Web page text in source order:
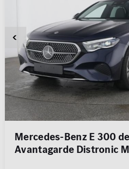
Mercedes-Benz E 300
Avantagarde Distronic